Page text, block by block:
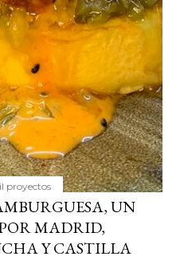
proyectos
UN
MADRID,
Y CASTILLA